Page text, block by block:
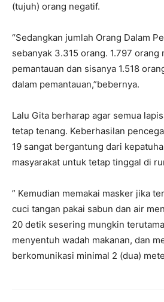
(tujuh) orang negatif.
“Sedangkan jumlah Orang Dalam
sebanyak 3.315 orang. 1.797 orang
pemantauan dan sisanya 1.518
dalam pemantauan,”bebernya.
Lalu Gita berharap agar semua
tetap tenang. Keberhasilan
19 sangat bergantung dari
masyarakat untuk tetap tinggal di
” Kemudian memakai masker jika
cuci tangan pakai sabun dan air
20 detik sesering mungkin
menyentuh wadah makanan, dan
berkomunikasi minimal 2 (dua)